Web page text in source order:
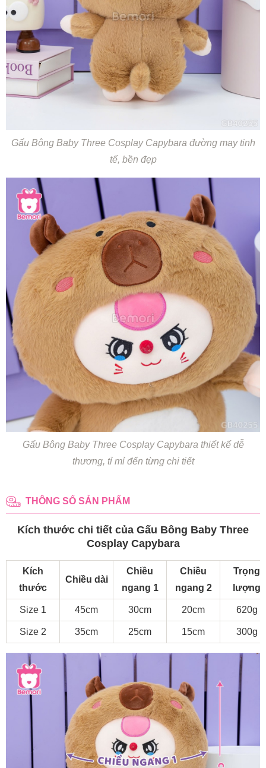
Gấu Bông Baby Three Cosplay Capybara đường may tinh
tế, bền đẹp
Gấu Bông Baby Three Cosplay Capybara thiết kế dễ
thương, tỉ mỉ đến từng chi tiết
THÔNG SỐ SẢN PHẨM
Kích thước chi tiết của Gấu Bông Baby Three
Cosplay Capybara
Kích
thước
Chiều dài
Chiều
ngang 1
Chiều
ngang 2
Trọng
lượng
Size 1 45cm 30cm 20cm 620g
Size 2 35cm 25cm 15cm 300g